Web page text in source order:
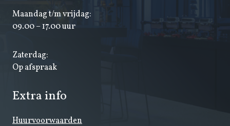
Maandag t/m vrijdag:
09.00 – 17.00 uur
Zaterdag:
Op afspraak
Extra info
Huurvoorwaarden